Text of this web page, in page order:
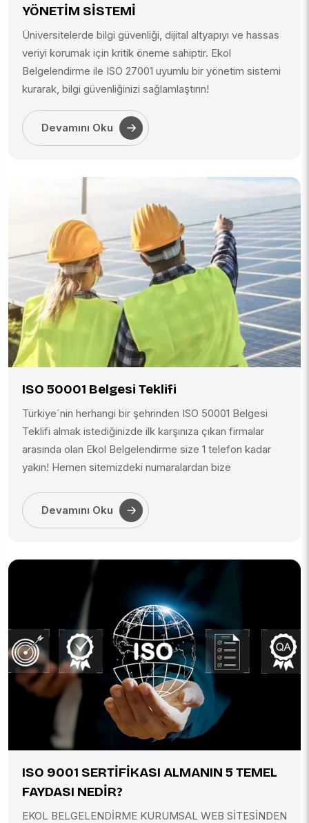
YÖNETİM SİSTEMİ
Üniversitelerde bilgi güvenliği, dijital altyapıyı ve hassas
veriyi korumak için kritik öneme sahiptir. Ekol
Belgelendirme ile ISO 27001 uyumlu bir yönetim sistemi
kurarak, bilgi güvenliğinizi sağlamlaştırın!
Devamını Oku
ISO 50001 Belgesi Teklifi
Türkiye´nin herhangi bir şehrinden ISO 50001 Belgesi
Teklifi almak istediğinizde ilk karşınıza çıkan firmalar
arasında olan Ekol Belgelendirme size 1 telefon kadar
yakın! Hemen sitemizdeki numaralardan bize
Devamını Oku
ISO 9001 SERTİFİKASI ALMANIN 5 TEMEL
FAYDASI NEDİR?
EKOL BELGELENDİRME KURUMSAL WEB SİTESİNDEN